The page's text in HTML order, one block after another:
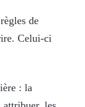
de
Celui-ci
: la